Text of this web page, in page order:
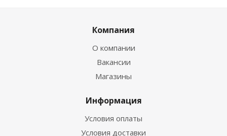
Компания
О компании
Вакансии
Магазины
Информация
Условия оплаты
Условия доставки